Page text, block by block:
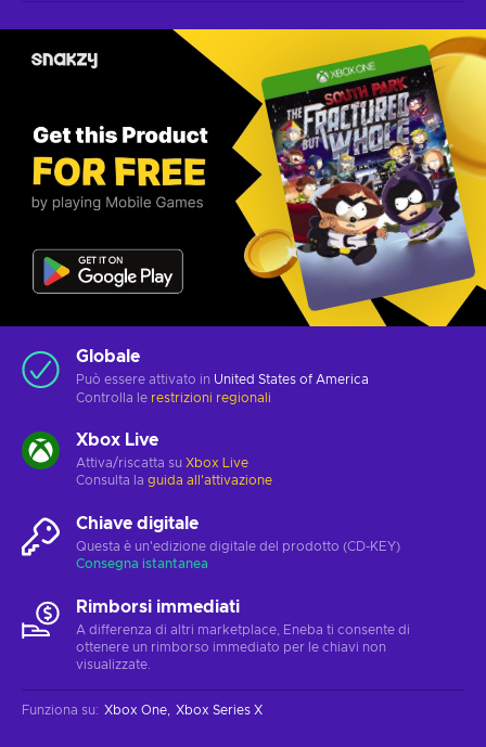
Globale
Può essere attivato in United States of America
Controlla le restrizioni regionali
Xbox Live
Attiva/riscatta su Xbox Live
Consulta la guida all'attivazione
Chiave digitale
Questa è un'edizione digitale del prodotto (CD-KEY)
Consegna istantanea
Rimborsi immediati
A differenza di altri marketplace, Eneba ti consente di
ottenere un rimborso immediato per le chiavi non
visualizzate.
Funziona su: Xbox One Xbox Series X